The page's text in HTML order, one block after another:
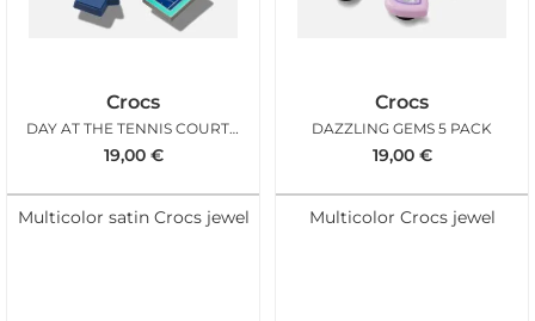
Crocs
DAY AT THE TENNIS COURT 5 PACK
19,00 €
Multicolor satin Crocs jewel
Crocs
DAZZLING GEMS 5 PACK
19,00 €
Multicolor Crocs jewel